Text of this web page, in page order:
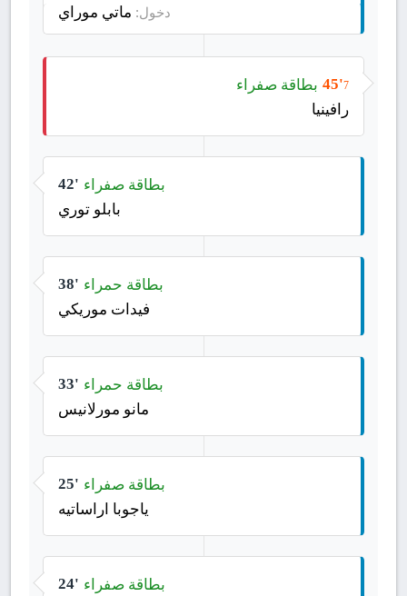
دخول: ماتي موراي
45'7
بطاقة صفراء
رافينيا
42' بطاقة صفراء
بابلو توري
38' بطاقة حمراء
فيدات موريكي
33' بطاقة حمراء
مانو مورلانيس
25' بطاقة صفراء
ياجوبا اراساتيه
24' بطاقة صفراء